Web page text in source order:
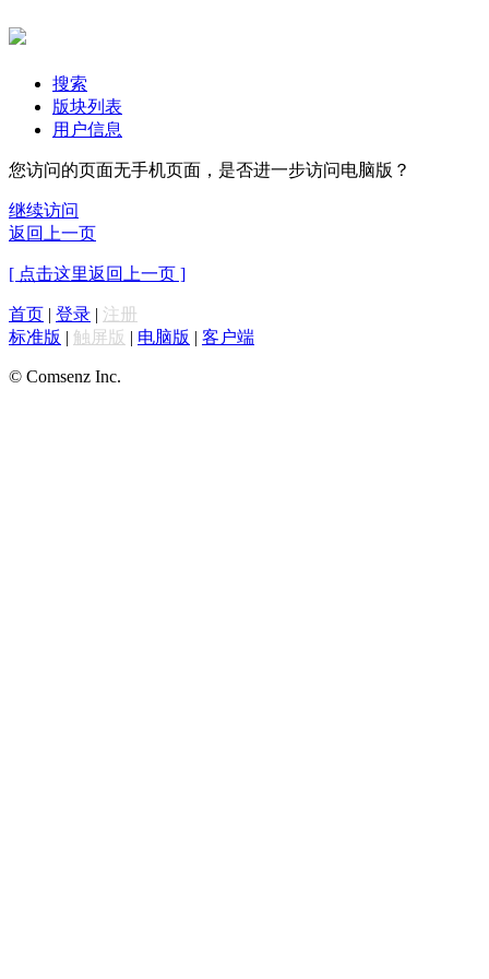
搜索
版块列表
用户信息
您访问的页面无手机页面，是否进一步访问电脑版？
继续访问
返回上一页
[ 点击这里返回上一页 ]
首页 | 登录 | 注册
标准版 | 触屏版 | 电脑版 | 客户端
© Comsenz Inc.